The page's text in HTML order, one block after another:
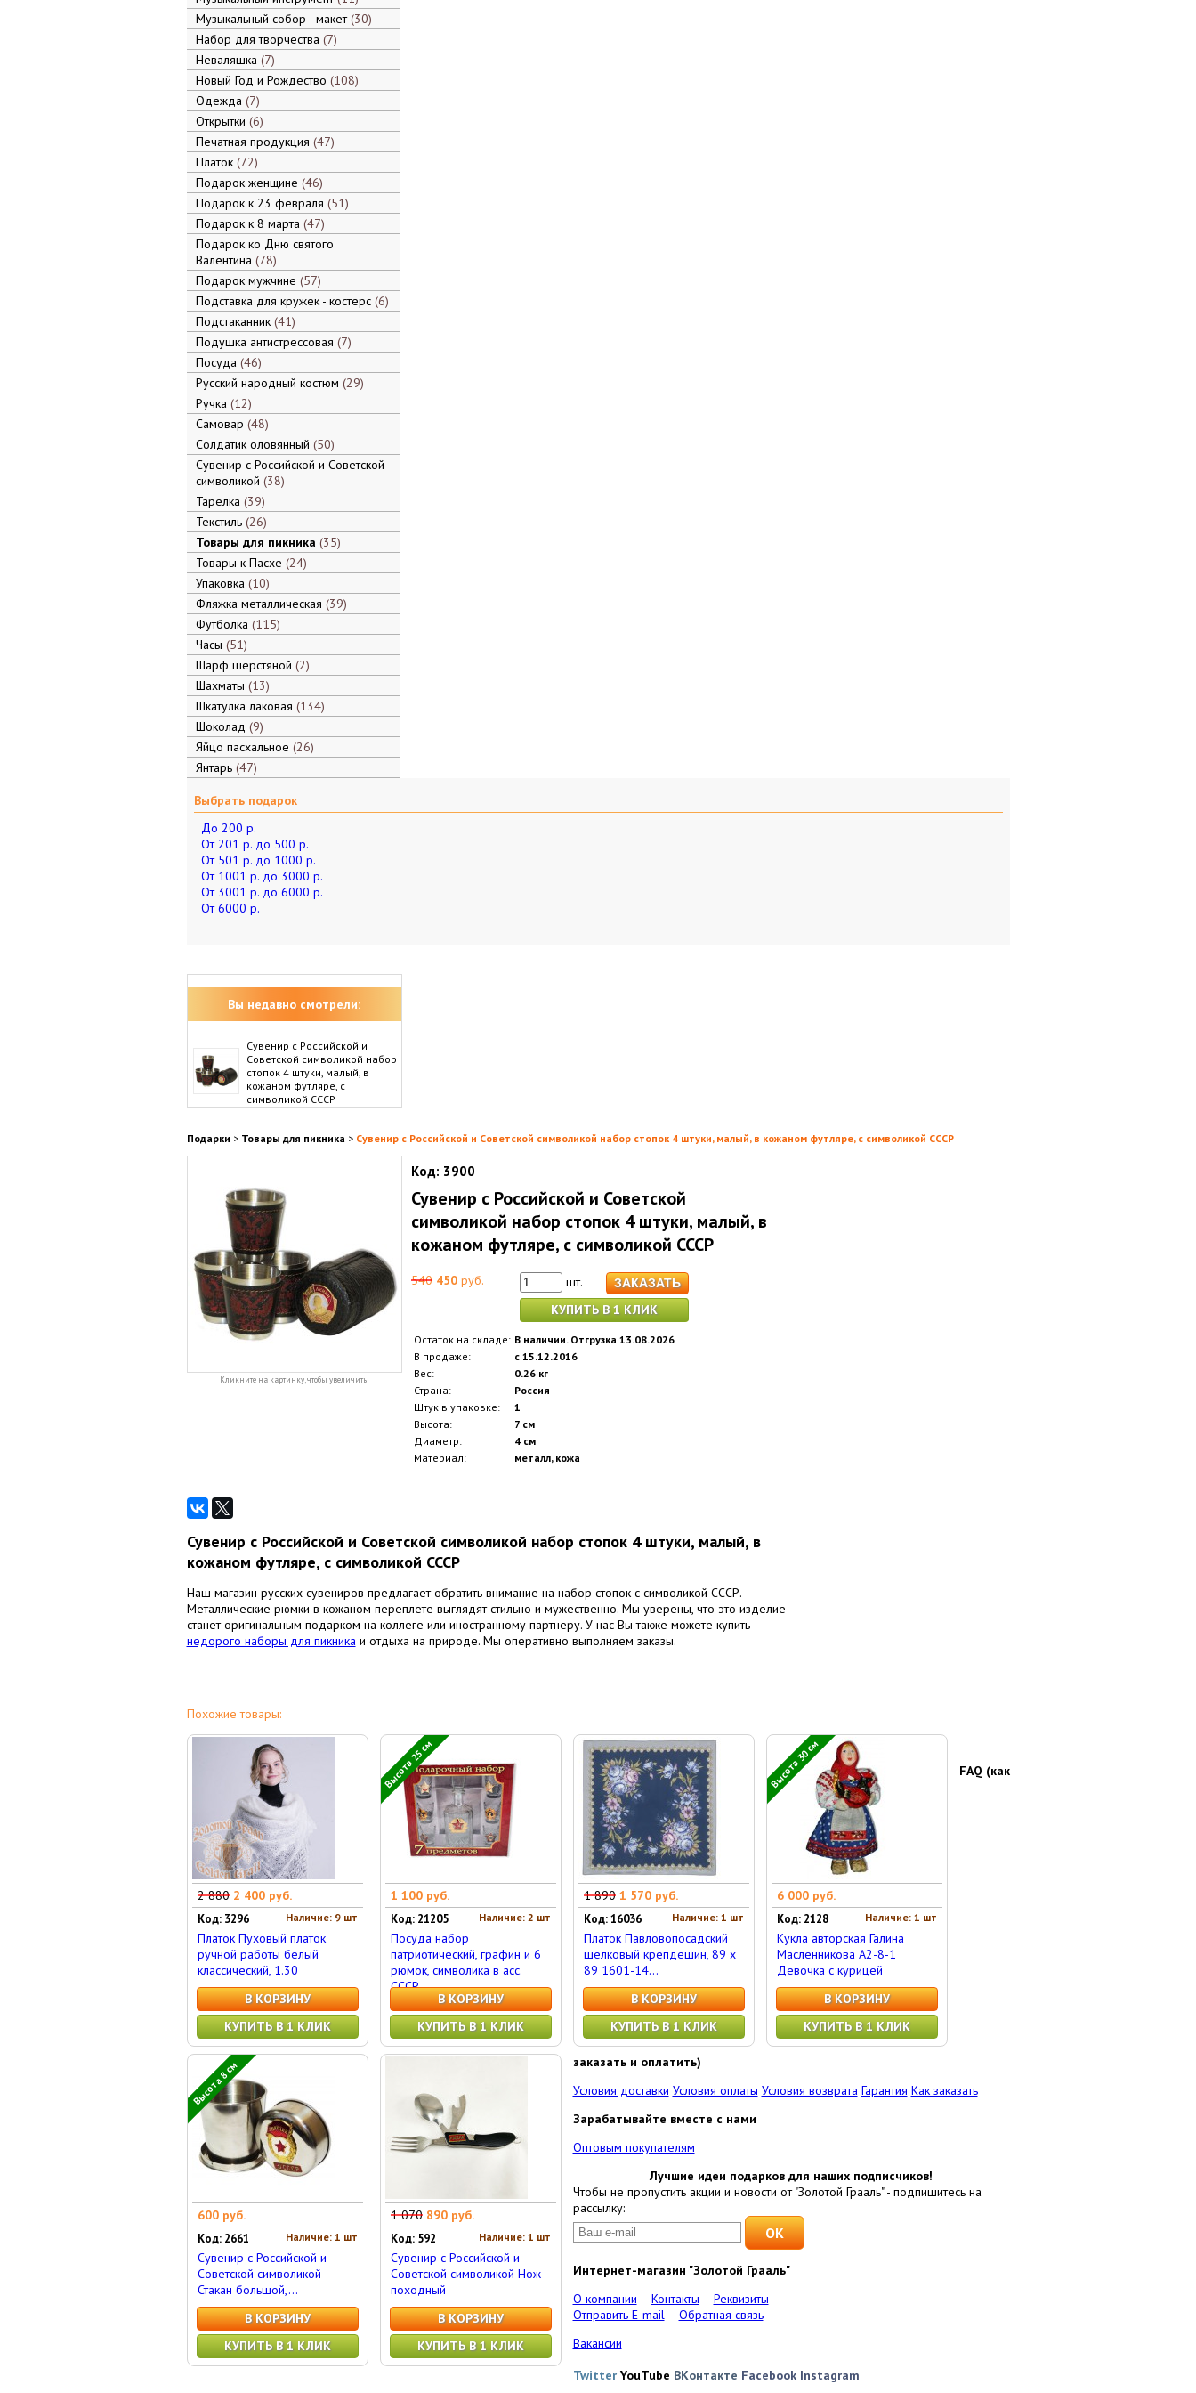
Музыкальный собор - макет 30
Набор для творчества 7
Неваляшка 7
Новый Год и Рождество 108
Одежда 7
Открытки 6
Печатная продукция 47
Платок 72
Подарок женщине 46
Подарок к 23 февраля 51
Подарок к 8 марта 47
Подарок ко Дню святого
Валентина 78
Подарок мужчине 57
Подставка для кружек - костерс 6
Подстаканник 41
Подушка антистрессовая 7
Посуда 46
Русский народный костюм 29
Ручка 12
Самовар 48
Солдатик оловянный 50
Сувенир с Российской и Советской
символикой 38
Тарелка 39
Текстиль 26
Товары для пикника 35
Товары к Пасхе 24
Упаковка 10
Фляжка металлическая 39
Футболка 115
Часы 51
Шарф шерстяной 2
Шахматы 13
Шкатулка лаковая 134
Шоколад 9
Яйцо пасхальное 26
Янтарь 47
Выбрать подарок
До 200 р.
От 201 р. до 500 р.
От 501 р. до 1000 р.
От 1001 р. до 3000 р.
От 3001 р. до 6000 р.
От 6000 р.
Вы недавно смотрели:
Сувенир с Российской и
Советской символикой набор
стопок 4 штуки, малый, в
кожаном футляре, с
символикой СССР
Подарки > Товары для пикника > Сувенир с Российской и Советской символикой набор стопок 4 штуки, малый, в кожаном футляре, с символикой СССР
Кликните на картинку, чтобы увеличить
Код: 3900
Сувенир с Российской и Советской
символикой набор стопок 4 штуки, малый, в
кожаном футляре, с символикой СССР
540 450руб.
шт.
КУПИТЬ В 1 КЛИК
Остаток на складе: В наличии. Отгрузка 13.08.2026
В продаже:
с 15.12.2016
Вес:
0.26 кг
Страна:
Россия
Штук в упаковке:
1
Высота:
7 см
Диаметр:
4 см
Материал:
металл, кожа
Сувенир с Российской и Советской символикой набор стопок 4 штуки, малый, в
кожаном футляре, с символикой СССР
Наш магазин русских сувениров предлагает обратить внимание на набор стопок с символикой СССР.
Металлические рюмки в кожаном переплете выглядят стильно и мужественно. Мы уверены, что это изделие
станет оригинальным подарком на коллеге или иностранному партнеру. У нас Вы также можете купить
недорого наборы для пикника и отдыха на природе. Мы оперативно выполняем заказы.
Похожие товары:
2 880 2 400 руб.
Наличие: 9 шт
Код: 3296
Платок Пуховый платок
ручной работы белый
классический, 1.30
В КОРЗИНУ
КУПИТЬ В 1 КЛИК
Высота 25 см
1 100 руб.
Наличие: 2 шт
Код: 21205
Посуда набор
патриотический, графин и 6
рюмок, символика в асс.
СССР
В КОРЗИНУ
КУПИТЬ В 1 КЛИК
1 890 1 570 руб.
Наличие: 1 шт
Код: 16036
Платок Павловопосадский
шелковый крепдешин, 89 x
89 1601-14...
В КОРЗИНУ
КУПИТЬ В 1 КЛИК
Высота 30 см
6 000 руб.
Наличие: 1 шт
Код: 2128
Кукла авторская Галина
Масленникова А2-8-1
Девочка с курицей
В КОРЗИНУ
КУПИТЬ В 1 КЛИК
Высота 8 см
600 руб.
Наличие: 1 шт
Код: 2661
Сувенир с Российской и
Советской символикой
Стакан большой,...
В КОРЗИНУ
КУПИТЬ В 1 КЛИК
1 070 890 руб.
Наличие: 1 шт
Код: 592
Сувенир с Российской и
Советской символикой Нож
походный
В КОРЗИНУ
КУПИТЬ В 1 КЛИК
FAQ (как
заказать и оплатить)
Условия доставки Условия оплаты Условия возврата Гарантия Как заказать
Зарабатывайте вместе с нами
Оптовым покупателям
Лучшие идеи подарков для наших подписчиков!
Чтобы не пропустить акции и новости от "Золотой Грааль" - подпишитесь на
рассылку:
Интернет-магазин "Золотой Грааль"
О компании
Контакты
Реквизиты
Отправить E-mail
Обратная связь
Вакансии
Twitter YouTube ВКонтакте Facebook Instagram